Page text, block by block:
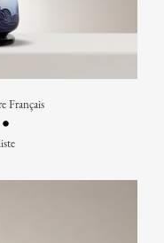
Français